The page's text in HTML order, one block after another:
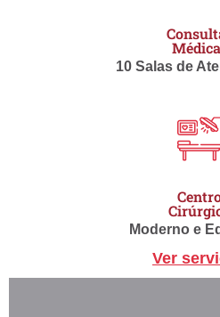
10 Salas de
Moderno e
Ver